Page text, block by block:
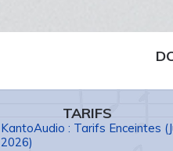
TARIFS
KantoAudio : Tarifs Enceintes
2026)